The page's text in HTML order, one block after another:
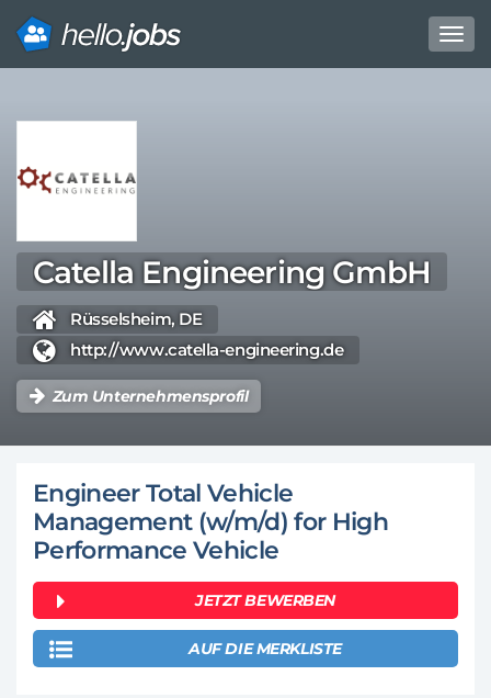
Catella Engineering GmbH
Rüsselsheim, DE
http://www.catella-engineering.de
Zum Unternehmensprofil
Engineer Total Vehicle
Management (w/m/d) for High
Performance Vehicle
JETZT BEWERBEN
AUF DIE MERKLISTE